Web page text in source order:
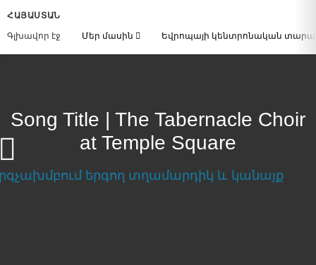
ՀԱՅԱՍՏԱՆ
Գլխավոր էջ
Մեր մասին Եվրոպայի կենտրոնական
Song Title | The Tabernacle Choir
at Temple Square